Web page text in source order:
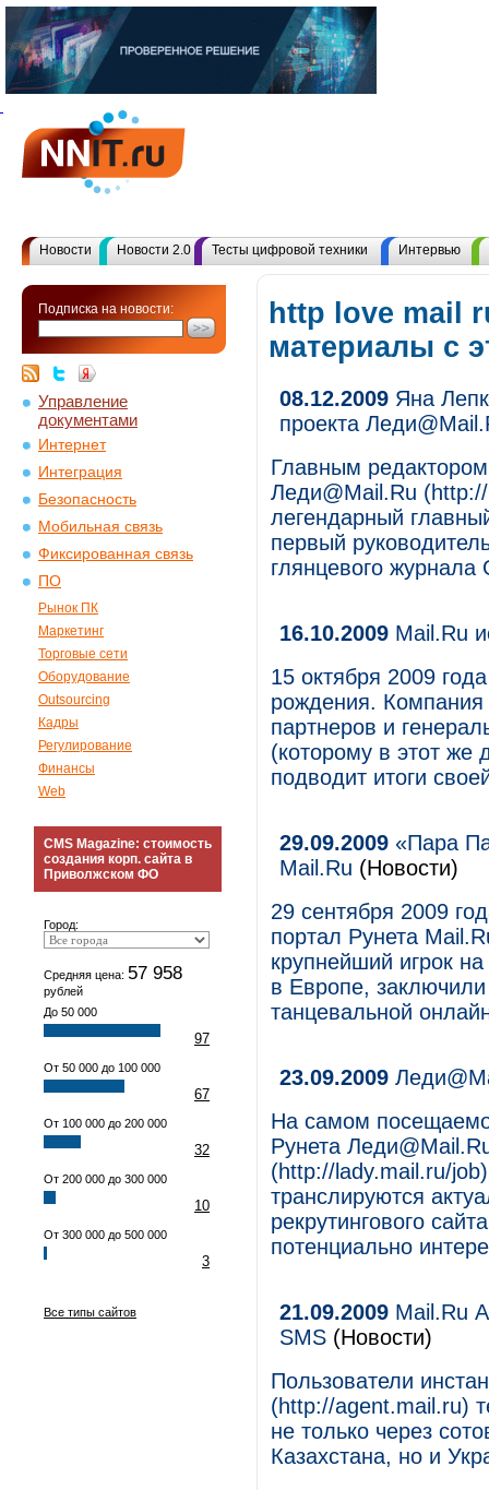
Новости Новости 2.0 Тесты цифровой техники Интервью
Подписка на новости:
Управление
документами
Интернет
Интеграция
Безопасность
Мобильная связь
Фиксированная связь
ПО
Рынок ПК
Маркетинг
Торговые сети
Оборудование
Outsourcing
Кадры
Регулирование
Финансы
Web
CMS Magazine: стоимость
создания корп. сайта в
Приволжском ФО
Город:
Средняя цена: 57 958
рублей
До 50 000
97
От 50 000 до 100 000
67
От 100 000 до 200 000
32
От 200 000 до 300 000
10
От 300 000 до 500 000
3
Все типы сайтов
http love mail
материалы с
08.12.2009 Яна
проекта
Главным
Леди@Mail.Ru
легендарный
первый
глянцевого журнала
16.10.2009 Mail.Ru
15 октября 2009
рождения. Компания
партнеров и
(которому в этот же
подводит итоги
29.09.2009 «Пара
Mail.Ru (Новости)
29 сентября 2009
портал Рунета
крупнейший игрок
в Европе,
танцевальной
23.09.2009
На самом
Рунета
(http://lady.mail.ru/
транслируются
рекрутингового
потенциально
21.09.2009 Mail.Ru
SMS (Новости)
Пользователи
(http://agent.mail.ru)
не только через
Казахстана, но и